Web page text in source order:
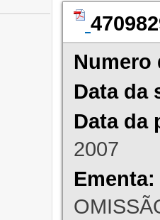
Numero
Data da
Data da
2007
Ementa: